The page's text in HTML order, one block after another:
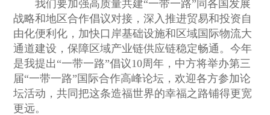
我们要加强高质量共建“一带一路”同各国发展
战略和地区合作倡议对接，深入推进贸易和投资自
由化便利化，加快口岸基础设施和区域国际物流大
通道建设，保障区域产业链供应链稳定畅通。今年
是我提出“一带一路”倡议10周年，中方将举办第三
届“一带一路”国际合作高峰论坛，欢迎各方参加论
坛活动，共同把这条造福世界的幸福之路铺得更宽
更远。